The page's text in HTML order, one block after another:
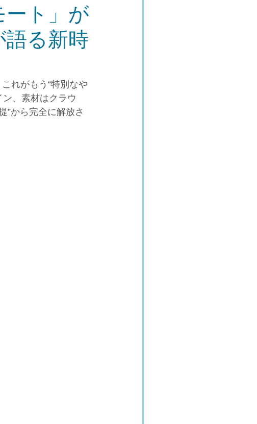
ート」が
る新時
れがもう“特別なや
、素材はクラウ
”から完全に解放さ